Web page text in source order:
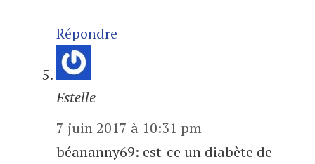
Répondre
Estelle
7 juin 2017 à 10:31 pm
béananny69: est-ce un diabète de